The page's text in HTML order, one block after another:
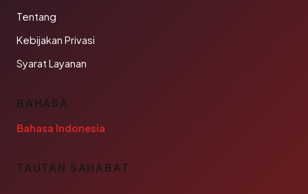
Tentang
Kebijakan Privasi
Syarat Layanan
BAHASA
Bahasa Indonesia
TAUTAN SAHABAT